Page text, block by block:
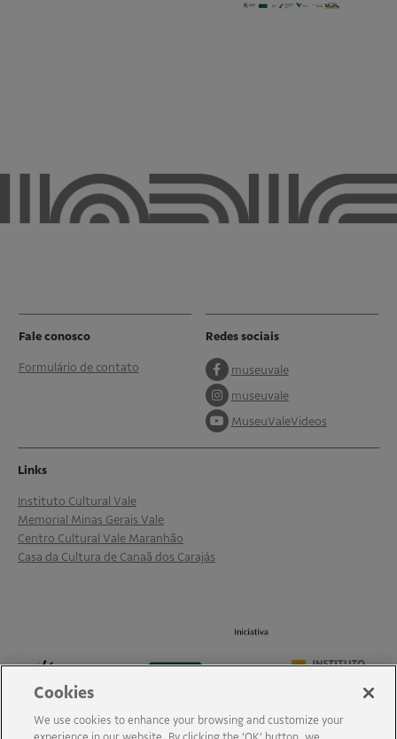
Fale conosco
Formulário de contato
Redes sociais
museuvale
museuvale
MuseuValeVideos
Links
Instituto Cultural Vale
Memorial Minas Gerais Vale
Centro Cultural Vale Maranhão
Casa da Cultura de Canaã dos Carajás
Cookies
We use cookies to enhance your browsing and customize your